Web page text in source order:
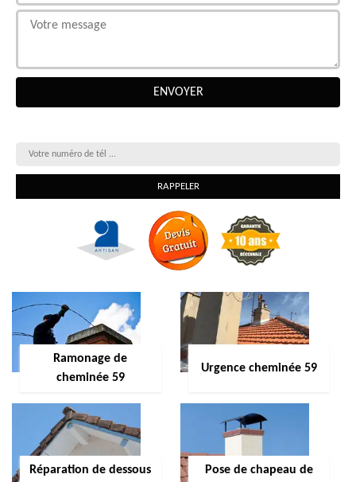
Ramonage de
cheminée 59
Urgence cheminée 59
Réparation de dessous
Pose de chapeau de